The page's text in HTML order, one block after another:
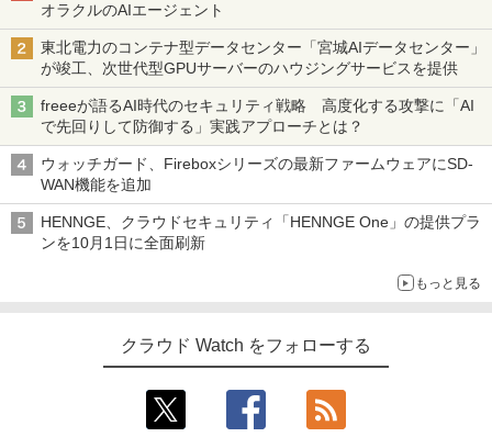
オラクルのAIエージェント
東北電力のコンテナ型データセンター「宮城AIデータセンター」
が竣工、次世代型GPUサーバーのハウジングサービスを提供
freeeが語るAI時代のセキュリティ戦略 高度化する攻撃に「AI
で先回りして防御する」実践アプローチとは？
ウォッチガード、Fireboxシリーズの最新ファームウェアにSD-
WAN機能を追加
HENNGE、クラウドセキュリティ「HENNGE One」の提供プラ
ンを10月1日に全面刷新
もっと見る
クラウド Watch をフォローする